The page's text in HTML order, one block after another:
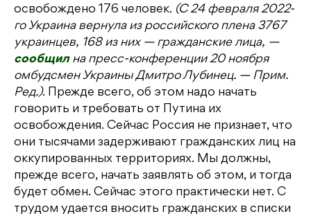
освобождено 176 человек. (С 24 февраля 2022-
го Украина вернула из российского плена 3767
украинцев, 168 из них — гражданские лица, —
сообщилна пресс-конференции 20 ноября
омбудсмен Украины Дмитро Лубинец. — Прим.
Ред.). Прежде всего, об этом надо начать
говорить и требовать от Путина их
освобождения. Сейчас Россия не признает, что
они тысячами задерживают гражданских лиц на
оккупированных территориях. Мы должны,
прежде всего, начать заявлять об этом, и тогда
будет обмен. Сейчас этого практически нет. С
трудом удается вносить гражданских в списки